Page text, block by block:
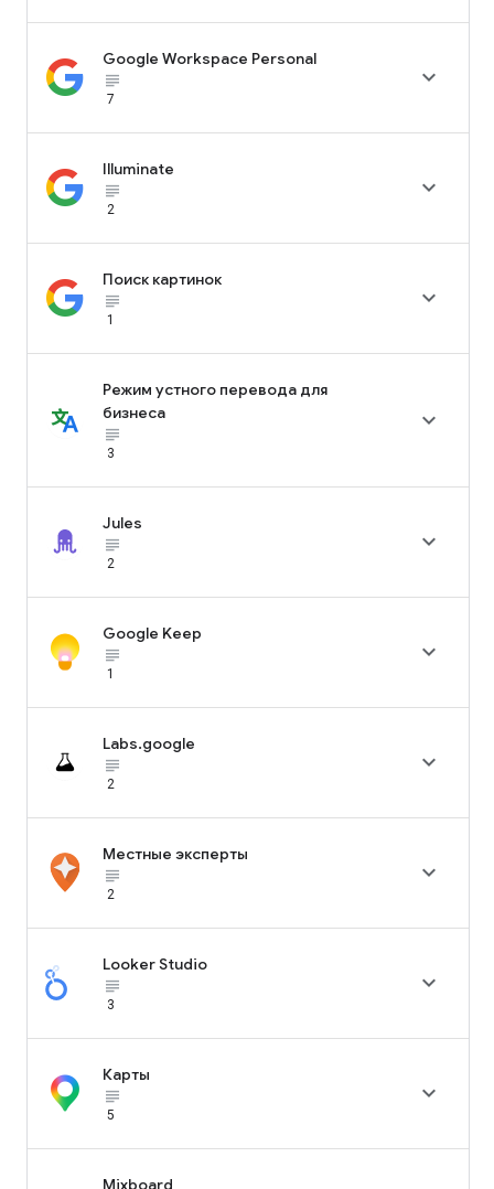
Google Workspace Personal
subject_black
7

Illuminate
subject_black
2

Поиск картинок
subject_black
1

Режим устного перевода для
бизнеса
subject_black
3

Jules
subject_black
2

Google Keep
subject_black
1

Labs.google
subject_black
2

Местные эксперты
subject_black
2

Looker Studio
subject_black
3

Карты
subject_black
5

Mixboard